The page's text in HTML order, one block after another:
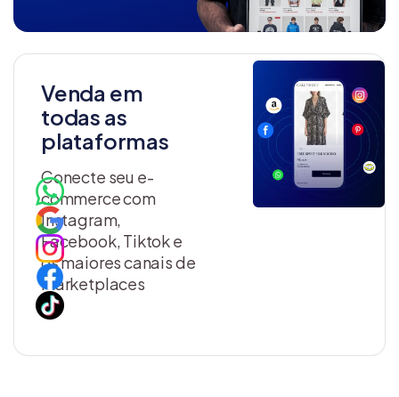
Venda em
todas as
plataformas
Conecte seu e-
commerce com
Instagram,
Facebook, Tiktok e
os maiores canais de
marketplaces